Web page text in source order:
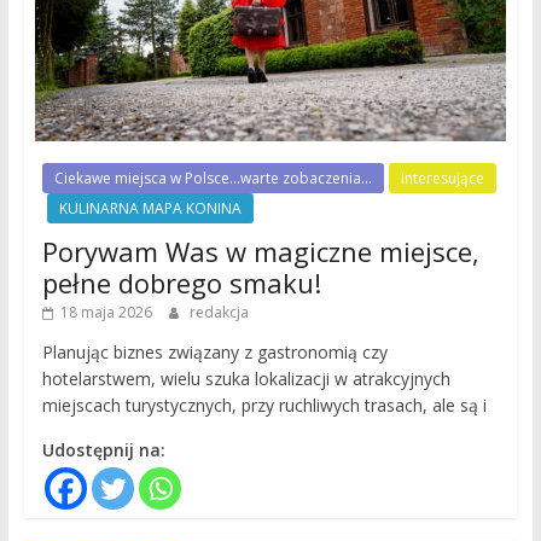
Ciekawe miejsca w Polsce...warte zobaczenia...
Interesujące
KULINARNA MAPA KONINA
Porywam Was w magiczne miejsce,
pełne dobrego smaku!
18 maja 2026 redakcja
Planując biznes związany z gastronomią czy
hotelarstwem, wielu szuka lokalizacji w atrakcyjnych
miejscach turystycznych, przy ruchliwych trasach, ale są i
Udostępnij na: